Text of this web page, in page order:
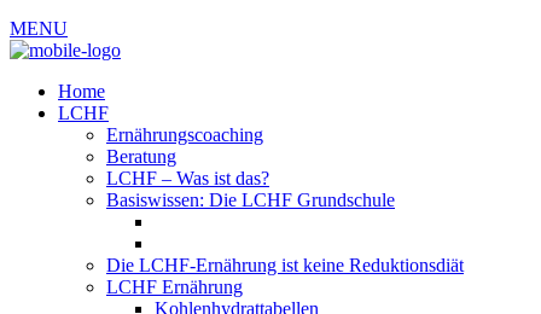
MENU
Home
LCHF
Ernährungscoaching
Beratung
LCHF – Was ist das?
Basiswissen: Die LCHF Grundschule
Die LCHF-Ernährung ist keine Reduktionsdiät
LCHF Ernährung
Kohlenhydrattabellen